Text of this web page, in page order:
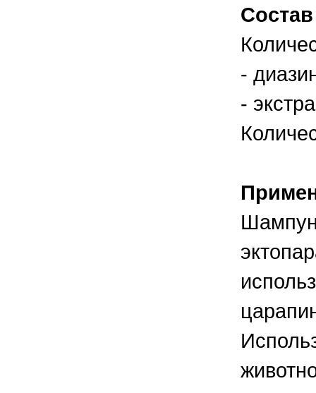
Состав
-
-